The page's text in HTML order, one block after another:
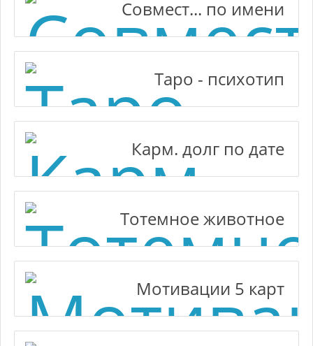
Совмест... по имени
Таро - психотип
Карм. долг по дате
Тотемное животное
Мотивации 5 карт